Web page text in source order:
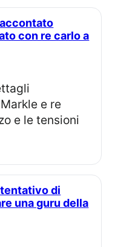
con re carlo a
e re
e le tensioni
una guru della